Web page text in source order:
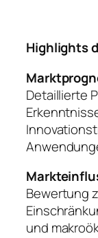
Highlights
Detaillierte
Bewertung
und